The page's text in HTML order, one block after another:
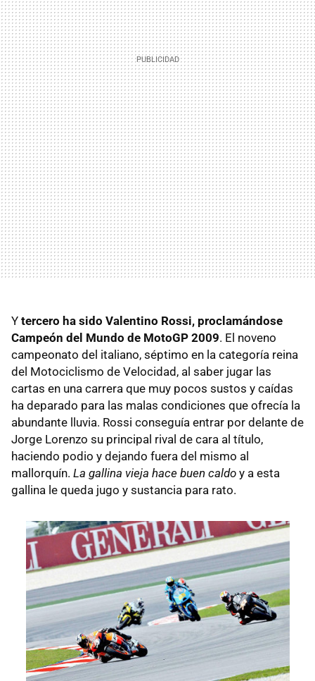
Y tercero ha sido Valentino Rossi, proclamándose
Campeón del Mundo de MotoGP 2009. El noveno
campeonato del italiano, séptimo en la categoría reina
del Motociclismo de Velocidad, al saber jugar las
cartas en una carrera que muy pocos sustos y caídas
ha deparado para las malas condiciones que ofrecía la
abundante lluvia. Rossi conseguía entrar por delante de
Jorge Lorenzo su principal rival de cara al título,
haciendo podio y dejando fuera del mismo al
mallorquín. La gallina vieja hace buen caldo y a esta
gallina le queda jugo y sustancia para rato.